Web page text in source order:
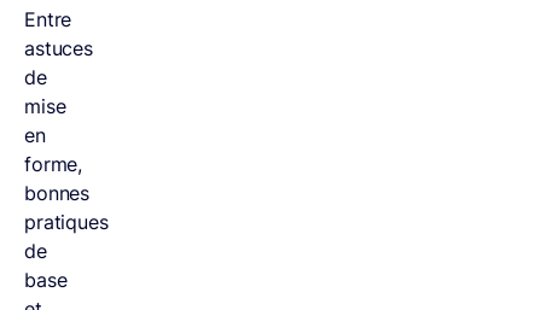
Entre
astuces
de
mise
en
forme,
bonnes
pratiques
de
base